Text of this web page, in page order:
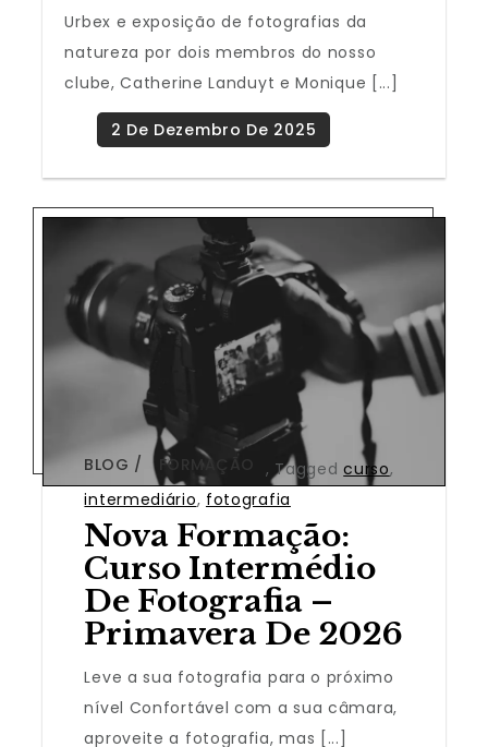
Urbex e exposição de fotografias da
natureza por dois membros do nosso
clube, Catherine Landuyt e Monique [...]
BLOG ,
FORMAÇÃO Taggedcurso,
intermediário, fotografia
Nova Formação:
Curso Intermédio
De Fotografia –
Primavera De 2026
Leve a sua fotografia para o próximo
nível Confortável com a sua câmara,
aproveite a fotografia, mas [...]